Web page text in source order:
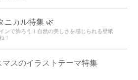
ニカル特集 🌿
ンで飾ろう！自然の美しさを感じられる壁紙
！
マスのイラストテーマ特集